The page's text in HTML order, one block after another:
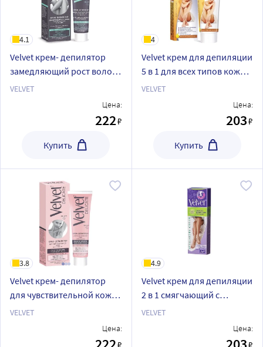
4.1
Velvet крем- депилятор
замедляющий рост волос
и предотвращающий их
VELVET
Цена:
222₽
Купить
4
Velvet крем для депиляции
5 в 1 для всех типов кожи
100 мл
VELVET
Цена:
203₽
Купить
3.8
Velvet крем- депилятор
для чувствительной кожи
деликатных зон 100 мл
VELVET
Цена:
₽
4.9
Velvet крем для депиляции
2 в 1 смягчающий с
экстрактом полевых
VELVET
Цена:
₽